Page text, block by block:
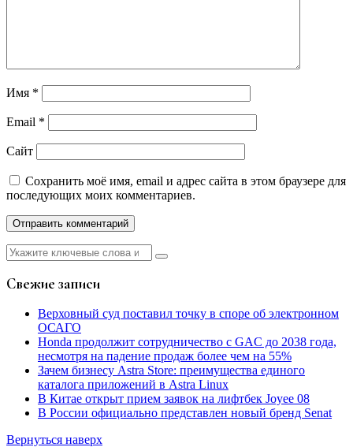
Имя *
Email *
Сайт
Сохранить моё имя, email и адрес сайта в этом браузере для
последующих моих комментариев.
Найти:
Свежие записи
Верховный суд поставил точку в споре об электронном
ОСАГО
Honda продолжит сотрудничество с GAC до 2038 года,
несмотря на падение продаж более чем на 55%
Зачем бизнесу Astra Store: преимущества единого
каталога приложений в Astra Linux
В Китае открыт прием заявок на лифтбек Joyee 08
В России официально представлен новый бренд Senat
Вернуться наверх